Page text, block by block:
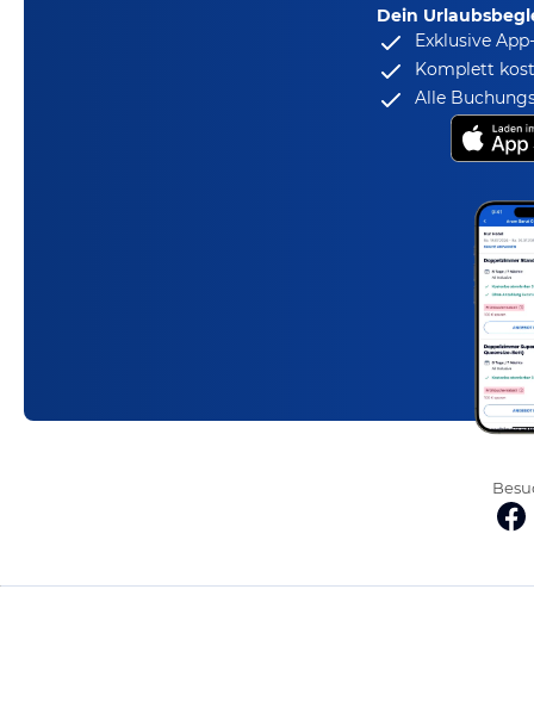
Dein
Exklusive
Komplett
Alle